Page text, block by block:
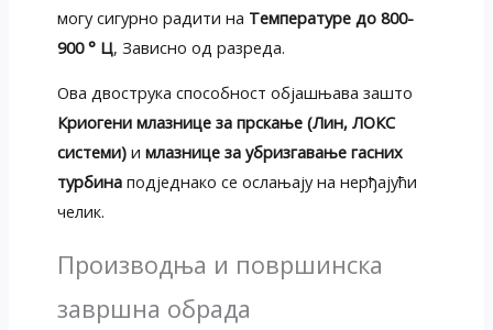
могу сигурно радити на Температуре до 800-
900 ° Ц, Зависно од разреда.
Ова двострука способност објашњава зашто
Криогени млазнице за прскање (Лин, ЛОКС
системи)и млазнице за убризгавање гасних
турбинаподједнако се ослањају на нерђајући
челик.
Производња и површинска
завршна обрада